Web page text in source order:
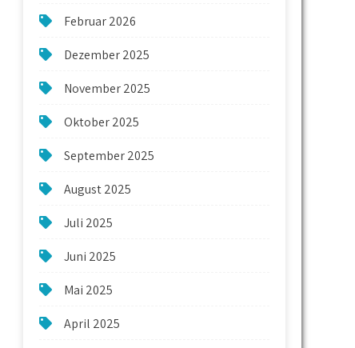
Februar 2026
Dezember 2025
November 2025
Oktober 2025
September 2025
August 2025
Juli 2025
Juni 2025
Mai 2025
April 2025